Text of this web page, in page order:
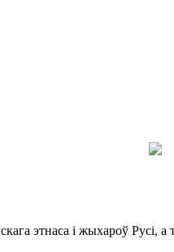
этнаса і жыхароў Русі, а